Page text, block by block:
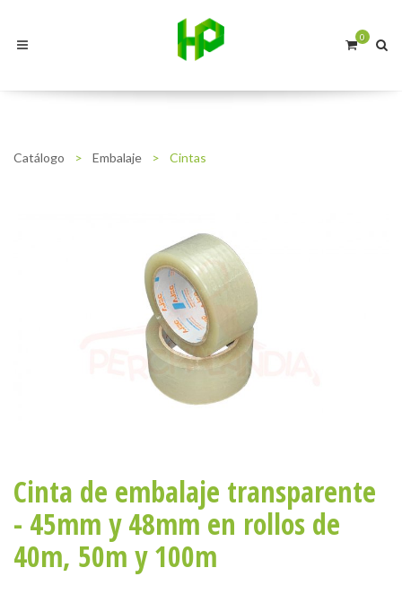
0
Catálogo > Embalaje > Cintas
Cinta de embalaje transparente
- 45mm y 48mm en rollos de
40m, 50m y 100m